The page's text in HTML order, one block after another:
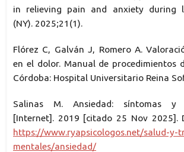
in relieving pain and anxiety during
(NY). 2025;21(1).
Flórez C, Galván J, Romero A.
en el dolor. Manual de procedimientos
Córdoba: Hospital Universitario Reina
Salinas M. Ansiedad: síntomas y
[Internet]. 2019 [citado 25 Nov 2025].
https://www.ryapsicologos.net/salud-y-
mentales/ansiedad/